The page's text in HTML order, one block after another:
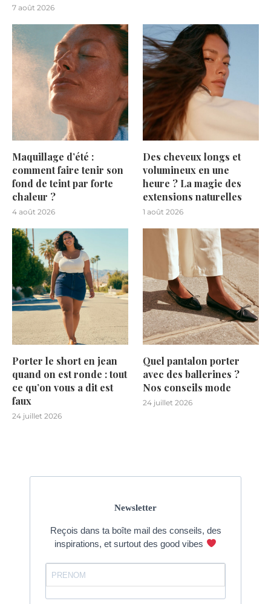
7 août 2026
Maquillage d’été :
comment faire tenir son
fond de teint par forte
chaleur ?
4 août 2026
Des cheveux longs et
volumineux en une
heure ? La magie des
extensions naturelles
1 août 2026
Porter le short en jean
quand on est ronde : tout
ce qu’on vous a dit est
faux
24 juillet 2026
Quel pantalon porter
avec des ballerines ?
Nos conseils mode
24 juillet 2026
Newsletter
Reçois dans ta boîte mail des conseils, des
inspirations, et surtout des good vibes